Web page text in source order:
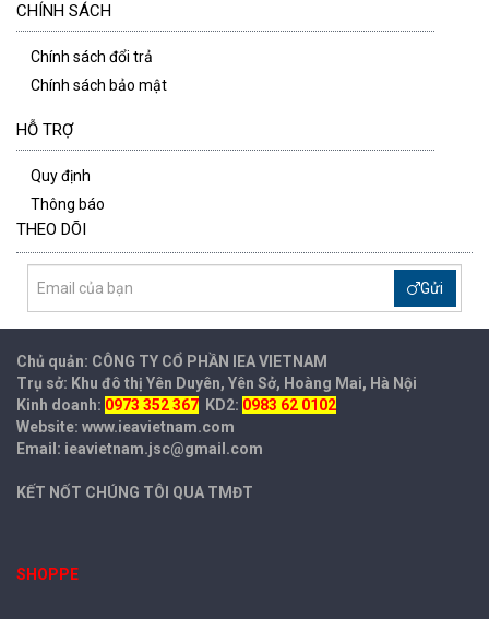
CHÍNH SÁCH
Chính sách đổi trả
Chính sách bảo mật
HỖ TRỢ
Quy định
Thông báo
THEO DÕI
Gửi
Chủ quản: CÔNG TY CỔ PHẦN IEAVIETNAM
Trụ sở: Khu đô thị Yên Duyên, Yên Sở, Hoàng Mai, Hà Nội
Kinh doanh: 0973 352 367 KD2: 0983 62 0102
Website: www.ieavietnam.com
Email: ieavietnam.jsc@gmail.com
KẾT NỐT CHÚNG TÔI QUA TMĐT
SHOPPE